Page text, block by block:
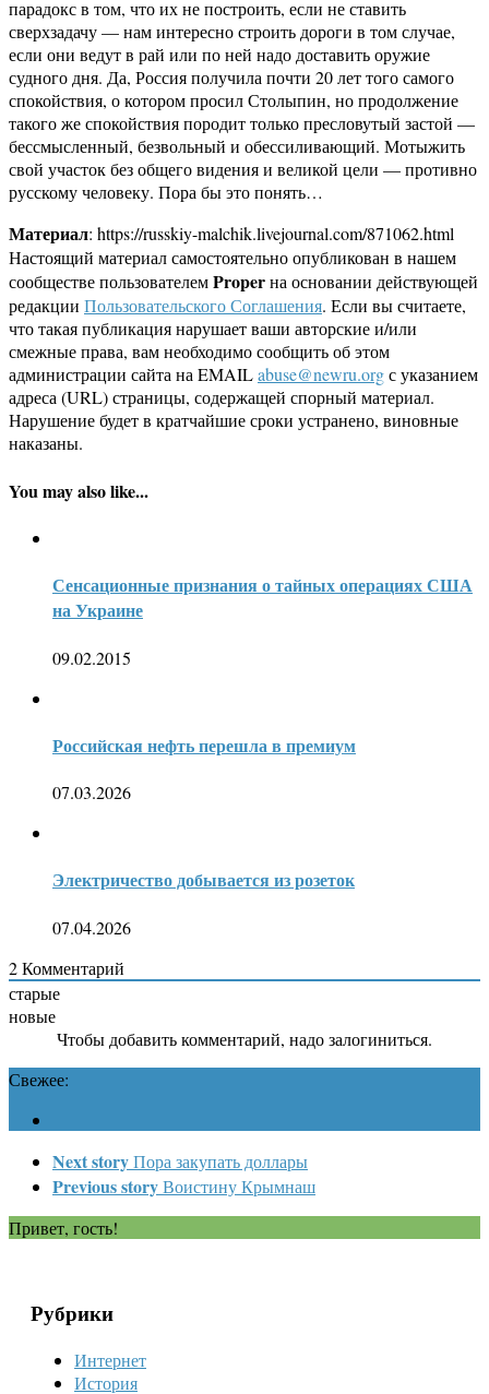
парадокс в том, что их не построить, если не ставить
сверхзадачу — нам интересно строить дороги в том случае,
если они ведут в рай или по ней надо доставить оружие
судного дня. Да, Россия получила почти 20 лет того самого
спокойствия, о котором просил Столыпин, но продолжение
такого же спокойствия породит только пресловутый застой —
бессмысленный, безвольный и обессиливающий. Мотыжить
свой участок без общего видения и великой цели — противно
русскому человеку. Пора бы это понять…
Материал: https://russkiy-malchik.livejournal.com/871062.html
Настоящий материал самостоятельно опубликован в нашем
сообществе пользователемProperна основании действующей
редакции Пользовательского Соглашения. Если вы считаете,
что такая публикация нарушает ваши авторские и/или
смежные права, вам необходимо сообщить об этом
администрации сайта на EMAILabuse@newru.orgс указанием
адреса (URL) страницы, содержащей спорный материал.
Нарушение будет в кратчайшие сроки устранено, виновные
наказаны.
You may also like...
Сенсационные признания о тайных операциях США
на Украине
09.02.2015
Российская нефть перешла в премиум
07.03.2026
Электричество добывается из розеток
07.04.2026
2Комментарий
старые
новые
Чтобы добавить комментарий, надо залогиниться.
Свежее:
Next storyПора закупать доллары
Previous storyВоистину Крымнаш
Привет, гость!
Рубрики
Интернет
История